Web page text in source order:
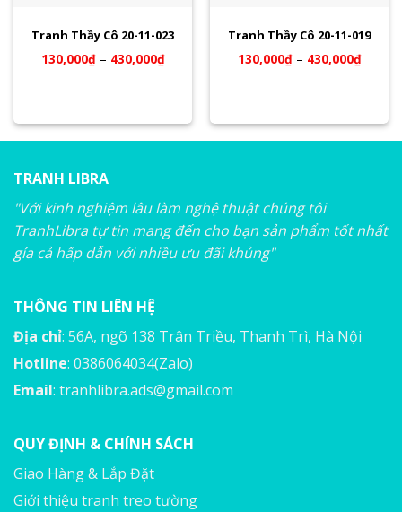
Tranh Thầy Cô 20-11-023
130,000₫– 430,000₫
Tranh Thầy Cô 20-11-019
130,000₫– 430,000₫
TRANH LIBRA
"Với kinh nghiệm lâu làm nghệ thuật chúng tôi
TranhLibra tự tin mang đến cho bạn sản phẩm tốt nhất
gía cả hấp dẫn với nhiều ưu đãi khủng"
THÔNG TIN LIÊN HỆ
Địa chỉ: 56A, ngõ 138 Trân Triều, Thanh Trì, Hà Nội
Hotline: 0386064034(Zalo)
Email: tranhlibra.ads@gmail.com
QUY ĐỊNH & CHÍNH SÁCH
Giao Hàng & Lắp Đặt
Giới thiệu tranh treo tường